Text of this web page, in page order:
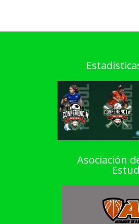
Asociación